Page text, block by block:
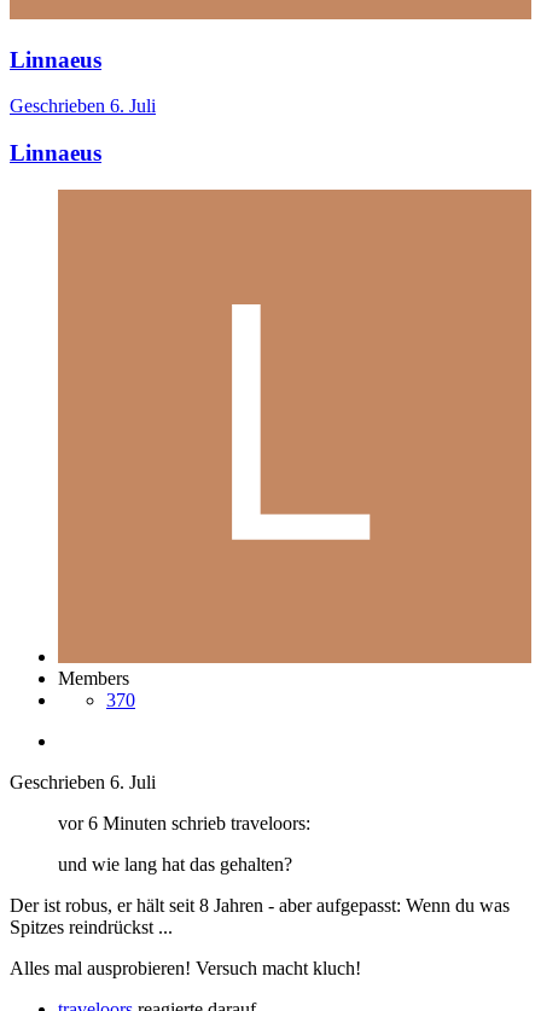
Linnaeus
Geschrieben 6. Juli
Linnaeus
Members
370
Geschrieben 6. Juli
vor 6 Minuten schrieb traveloors:
und wie lang hat das gehalten?
Der ist robus, er hält seit 8 Jahren - aber aufgepasst: Wenn du was
Spitzes reindrückst ...
Alles mal ausprobieren! Versuch macht kluch!